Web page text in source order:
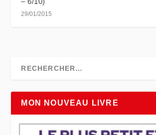
29/01/2015
MON NOUVEAU LIVRE